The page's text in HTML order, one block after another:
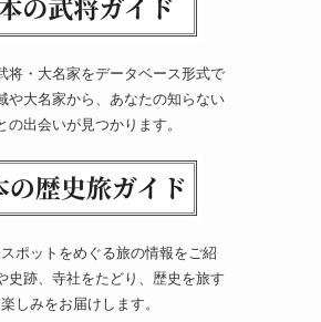
将・大名家をデータベース形式で
や大名家から、あなたの知らない
の出会いが見つかります。
ポットをめぐる旅の情報をご紹
史跡、寺社をたどり、歴史を旅す
しみをお届けします。